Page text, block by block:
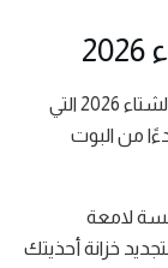
الأحذية لشتاء 2026 التي
من البوت
لامعة
خزانة أحذيتك